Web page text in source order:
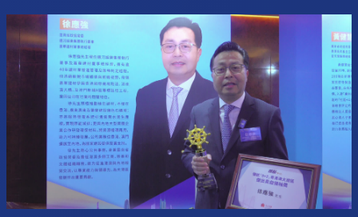
總經理崔月華代表新寳堂榮獲粵港澳大灣區最具品牌價
值獎，標志著陳皮產業的文化價值和商業潛力獲得業界
的高度認可。